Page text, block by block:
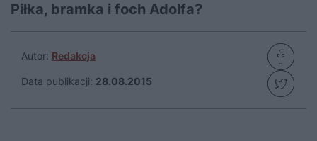
Piłka, bramka i foch Adolfa?
Autor: Redakcja
Data publikacji: 28.08.2015